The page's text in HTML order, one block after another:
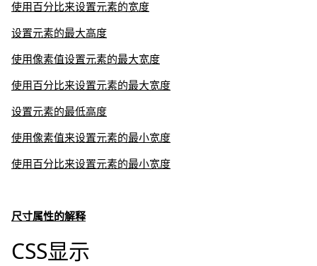
使用百分比来设置元素的宽度
设置元素的最大高度
使用像素值设置元素的最大宽度
使用百分比来设置元素的最大宽度
设置元素的最低高度
使用像素值来设置元素的最小宽度
使用百分比来设置元素的最小宽度
尺寸属性的解释
CSS显示